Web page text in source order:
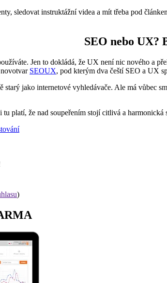
sledovat instruktážní videa a mít třeba pod
SEO nebo UX?
Jen to dokládá, že UX není nic nového a
SEOUX, pod kterým dva čeští SEO a UX
starý jako internetové vyhledávače. Ale má
platí, že nad soupeřením stojí citlivá a harmonická
)